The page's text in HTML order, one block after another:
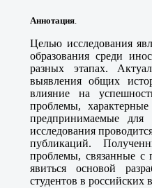
Аннотация.
Целью исследования
образования среди
разных этапах.
выявления общих
влияние на
проблемы,
предпринимаемые
исследования
публикаций.
проблемы, связанные с
явиться основой
студентов в российских